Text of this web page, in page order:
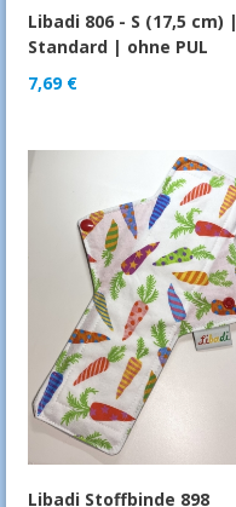
Libadi 806 - S (17,5 cm) |
Standard | ohne PUL
7,69 €
Libadi Stoffbinde 898